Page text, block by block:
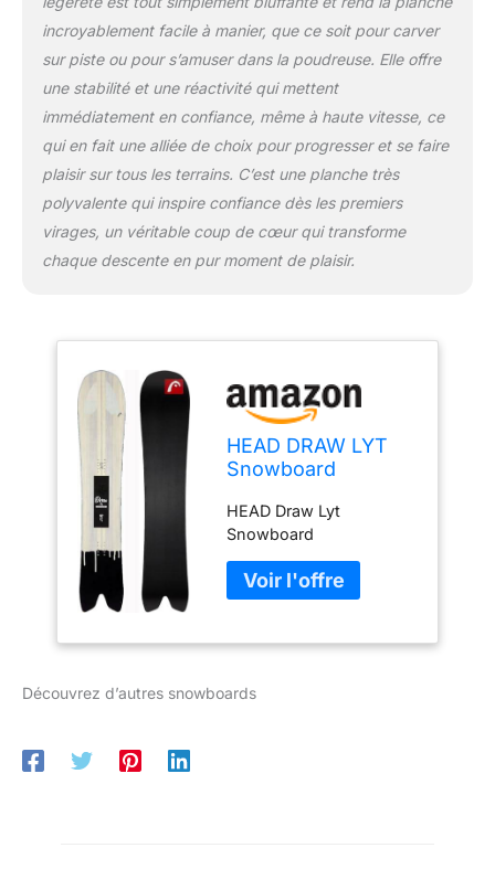
incroyablement facile à manier, que ce soit pour carver
sur piste ou pour s’amuser dans la poudreuse. Elle offre
une stabilité et une réactivité qui mettent
immédiatement en confiance, même à haute vitesse, ce
qui en fait une alliée de choix pour progresser et se faire
plaisir sur tous les terrains. C’est une planche très
polyvalente qui inspire confiance dès les premiers
virages, un véritable coup de cœur qui transforme
chaque descente en pur moment de plaisir.
HEAD DRAW LYT
Snowboard
HEAD Draw Lyt
Snowboard
Découvrez d’autres snowboards